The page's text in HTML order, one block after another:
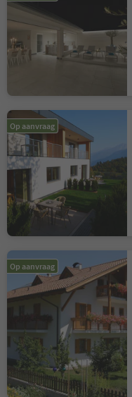
Op aanvraag
Op aanvraag